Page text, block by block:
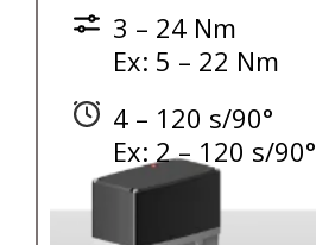
3 – 24 Nm
Ex: 5 – 22 Nm
4 – 120 s/90°
Ex: 2 – 120 s/90°